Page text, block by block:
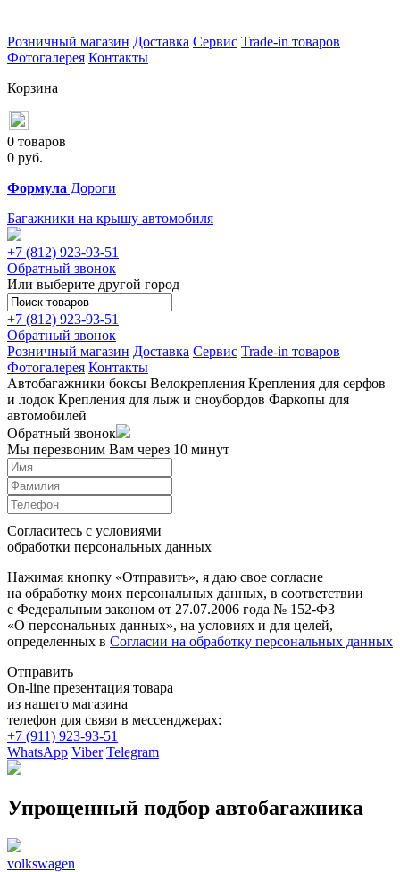
Розничный магазин Доставка Сервис Trade-in товаров
Фотогалерея Контакты
Корзина
0 товаров
0 руб.
Формула Дороги
Багажники на крышу автомобиля
+7 (812) 923-93-51
Обратный звонок
Или выберите другой город
+7 (812) 923-93-51
Обратный звонок
Розничный магазин Доставка Сервис Trade-in товаров
Фотогалерея Контакты
Автобагажники боксы Велокрепления Крепления для серфов
и лодок Крепления для лыж и сноубордов Фаркопы для
автомобилей
Обратный звонок
Мы перезвоним Вам через 10 минут
Согласитесь с условиями
обработки персональных данных
Нажимая кнопку «Отправить», я даю свое согласие
на обработку моих персональных данных, в соответствии
с Федеральным законом от 27.07.2006 года № 152-ФЗ
«О персональных данных», на условиях и для целей,
определенных в Согласии на обработку персональных данных
Отправить
On-line презентация товара
из нашего магазина
телефон для связи в мессенджерах:
+7 (911) 923-93-51
WhatsApp Viber Telegram
Упрощенный подбор автобагажника
volkswagen